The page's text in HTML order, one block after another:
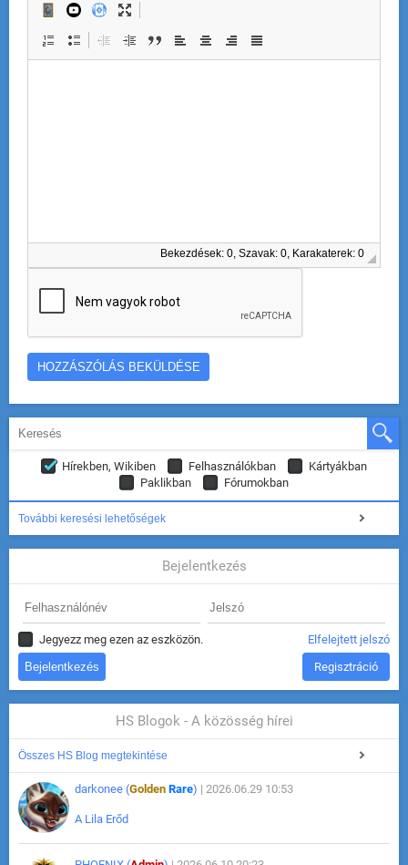
Bekezdések: 0, Szavak: 0, Karakaterek: 0
Hírekben, Wikiben Felhasználókban
Kártyákban
Paklikban
Fórumokban
További keresési lehetőségek
Bejelentkezés
Jegyezz meg ezen az eszközön. Elfelejtett jelszó
Regisztráció
HS Blogok - A közösség hírei
Összes HS Blog megtekintése
darkonee (Golden Rare) | 2026.06.29 10:53
A Lila Erőd